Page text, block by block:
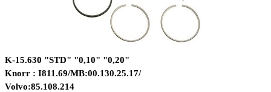
K-15.630 "STD" "0,10" "0,20"
Knorr : I811.69/MB:00.130.25.17/
Volvo:85.108.214